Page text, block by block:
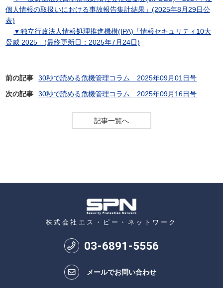
個人情報の取扱いにおける事故報告集計結果」(2025年8月29日公
表)
▼独立行政法人情報処理推進機構(IPA)「情報セキュリティ10大
脅威 2025」(最終更新日：2025年7月24日)
前の記事
30秒で読める危機管理コラム 2025年09月01日号
次の記事
30秒で読める危機管理コラム 2025年09月16日号
記事一覧へ
株式会社エス・ピー・ネットワーク
03-6891-5556
メールでお問い合わせ